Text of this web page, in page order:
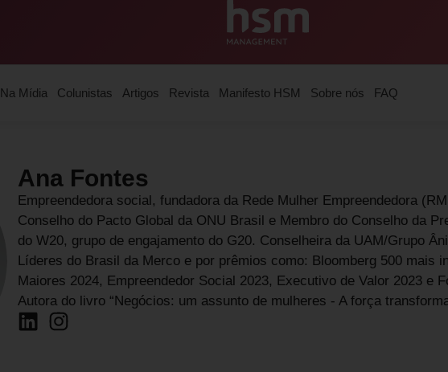
Na Mídia Colunistas Artigos Revista Manifesto HSM Sobre nós FAQ
Ana Fontes
Empreendedora social, fundadora da Rede Mulher Empreendedora
Conselho do Pacto Global da ONU Brasil e Membro do Conselho da
do W20, grupo de engajamento do G20. Conselheira da UAM/Grupo
Líderes do Brasil da Merco e por prêmios como: Bloomberg 500 mais
Maiores 2024, Empreendedor Social 2023, Executivo de Valor 2023 e
Autora do livro “Negócios: um assunto de mulheres - A força